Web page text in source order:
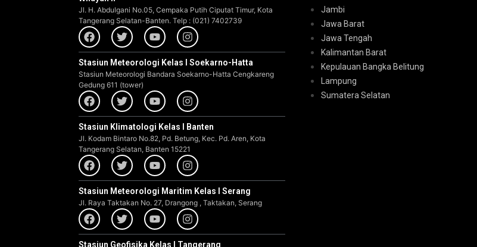
Jl. H. Abdulgani No.05, Cempaka Putih Ciputat Timur, Kota
Tangerang Selatan-Banten. Telp : (021) 7402739
Stasiun Meteorologi Kelas I Soekarno-Hatta
Stasiun Meteorologi Bandara Soekarno-Hatta Cengkareng
Gedung 611 (tower)
Stasiun Klimatologi Kelas I Banten
Jl. Kodam Bintaro No.82, Pd. Betung, Kec. Pd. Aren, Kota
Tangerang Selatan, Banten 15221
Stasiun Meteorologi Maritim Kelas I Serang
Jl. Raya Taktakan No. 27, Drangong , Taktakan, Serang
Stasiun Geofisika Kelas I Tangerang
Jambi
Jawa Barat
Jawa Tengah
Kalimantan Barat
Kepulauan Bangka Belitung
Lampung
Sumatera Selatan